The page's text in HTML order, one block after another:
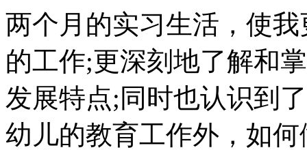
两个月的实习生活，使
的工作;更深刻地了解和
发展特点;同时也认识到
幼儿的教育工作外，如